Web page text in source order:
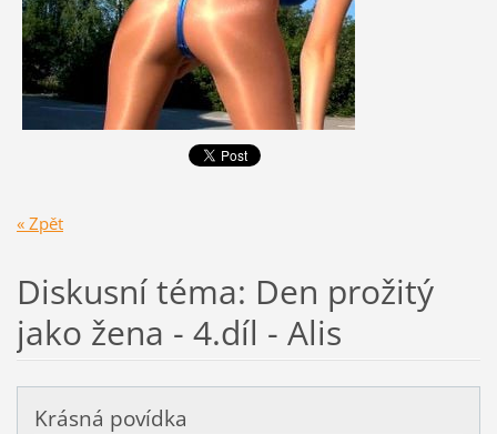
« Zpět
Diskusní téma: Den prožitý
jako žena - 4.díl - Alis
Krásná povídka